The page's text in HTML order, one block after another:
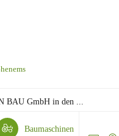
BAU GmbH in den ...
Baumaschinen